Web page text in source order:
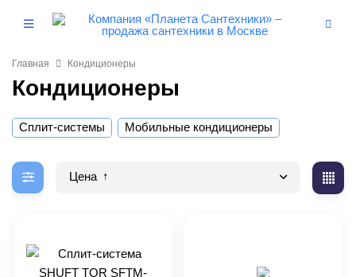
Главная Кондиционеры
Кондиционеры
Сплит-системы Мобильные кондиционеры
Цена